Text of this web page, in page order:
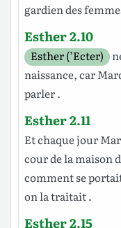
gardiendes
Esther 2.10
Esther (’Ecter)
naissance, car
parler.
Esther 2.11
Et chaquejour
courde lamaison
comment se
on latraitait.
Esther 2.15